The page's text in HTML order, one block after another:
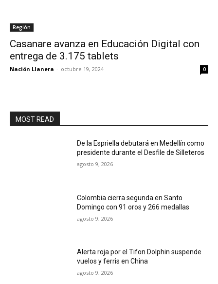
Región
Casanare avanza en Educación Digital con
entrega de 3.175 tablets
Nación Llanera - octubre 19, 2024 0
MOST READ
De la Espriella debutará en Medellín como
presidente durante el Desfile de Silleteros
agosto 9, 2026
Colombia cierra segunda en Santo
Domingo con 91 oros y 266 medallas
agosto 9, 2026
Alerta roja por el Tifon Dolphin suspende
vuelos y ferris en China
agosto 9, 2026